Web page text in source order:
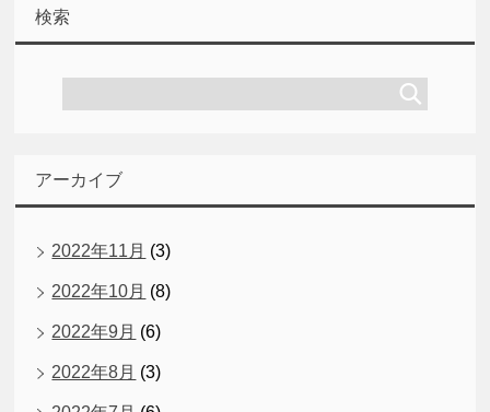
検索
アーカイブ
2022年11月 (3)
2022年10月 (8)
2022年9月 (6)
2022年8月 (3)